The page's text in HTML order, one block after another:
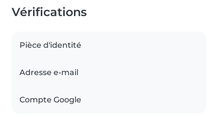
Vérifications
Pièce d'identité
Adresse e-mail
Compte Google